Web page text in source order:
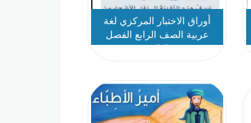
أوراق الاختبار المركزي لغة
عربية الصف الرابع الفصل
الثالث